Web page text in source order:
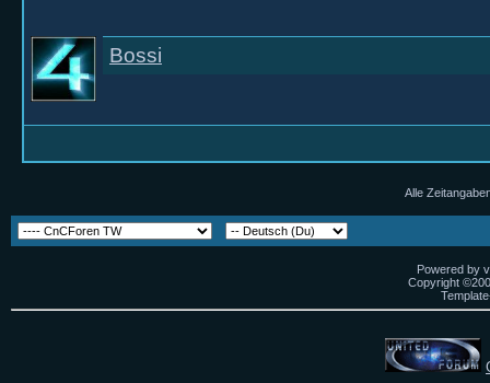
Bossi
Alle
Powered by
Copyright